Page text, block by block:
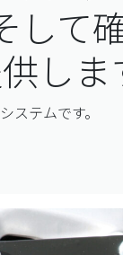
して
しま
ステムです。